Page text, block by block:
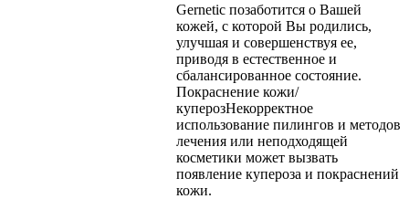
Gernetic позаботится о Вашей
кожей, с которой Вы родились,
улучшая и совершенствуя ее,
приводя в естественное и
сбалансированное состояние.
Покраснение кожи/
куперозНекорректное
использование пилингов и методов
лечения или неподходящей
косметики может вызвать
появление купероза и покраснений
кожи.